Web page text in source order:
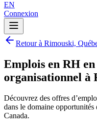
EN
Connexion
Retour à Rimouski,
Emplois en RH
organisationnel à
Découvrez des offres
dans le domaine
Canada.